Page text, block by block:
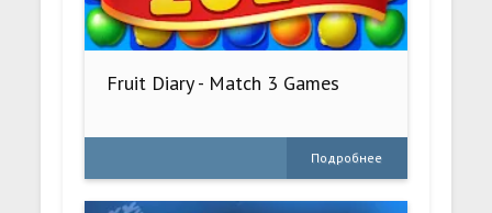
Fruit Diary - Match 3 Games
Подробнее